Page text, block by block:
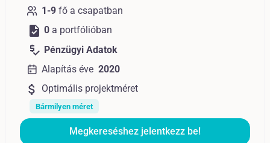
1-9 fő a csapatban
task 0 a portfólióban
price_check Pénzügyi Adatok
Alapítás éve 2020
attach_money Optimális projektméret
Bármilyen méret
Megkereséshez jelentkezz be!